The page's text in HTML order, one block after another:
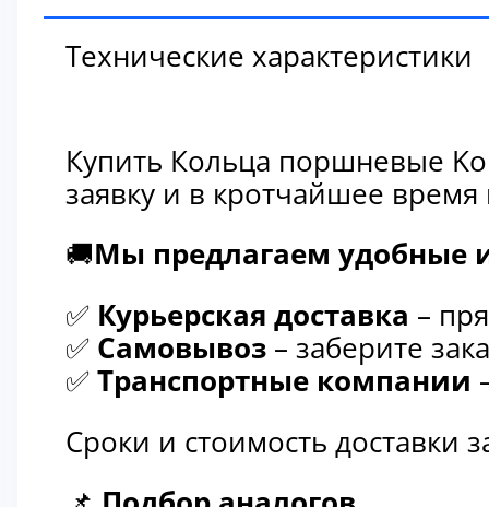
Технические характеристики
Купить Кольца поршневые
заявку и в кротчайшее
🚚Мы предлагаем удобные
✅ Курьерская доставка –
✅ Самовывоз – заберите
✅ Транспортные компании
Сроки и стоимость доставки